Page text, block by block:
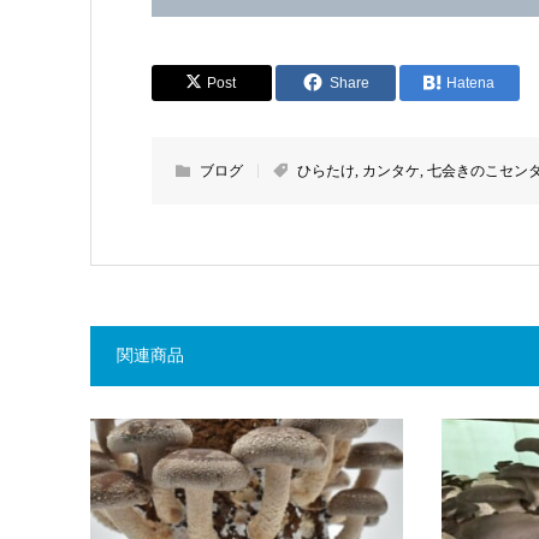
Post Share Hatena
ブログ ひらたけ, カンタケ, 七会きのこセン
関連商品